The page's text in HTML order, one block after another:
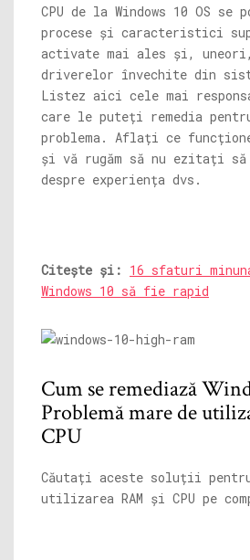
CPU de la Windows 10 OS se
procese și caracteristici
activate mai ales și,
driverelor învechite din
Listez aici cele mai
care le puteți remedia
problema. Aflați ce
și vă rugăm să nu ezitați să
despre experiența dvs.
Citește și: 16 sfaturi
Windows 10 să fie rapid
Cum se remediază
Problemă mare de
CPU
Căutați aceste soluții
utilizarea RAM și CPU pe